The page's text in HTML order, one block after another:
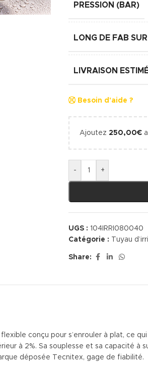
PRESSION (BAR)
LONG DE FAB
LIVRAISON
Besoin d'aide ?
Ajoutez 250,00€
- +
UGS : 104IRRI080040
Catégorie :
Tuyau
Share:
conçu pour s’enrouler à plat, ce
à 2%. Sa souplesse et sa capacité
déposée Tecnitex, gage de fiabilité.